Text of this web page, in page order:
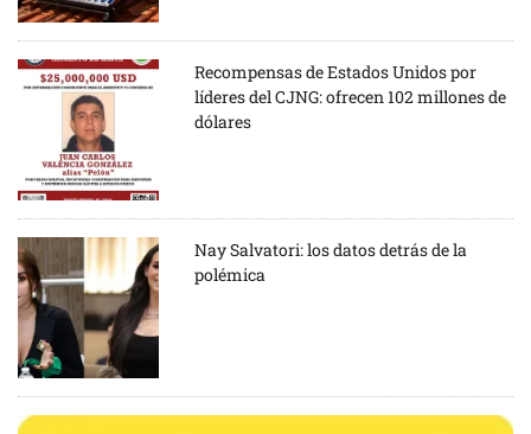
Recompensas de Estados Unidos por
líderes del CJNG: ofrecen 102 millones de
dólares
Nay Salvatori: los datos detrás de la
polémica